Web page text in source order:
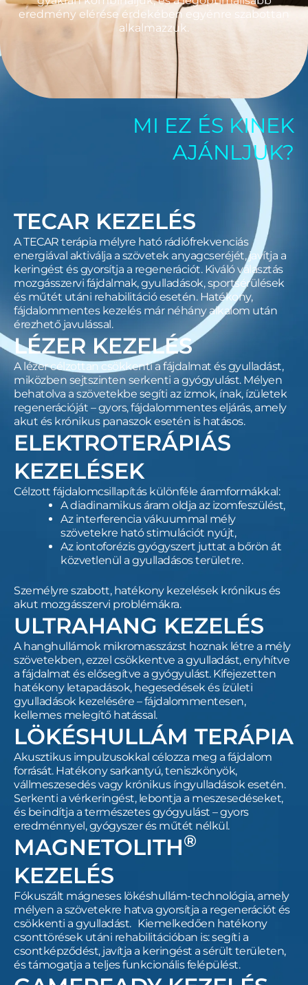
eredmény elérése érdekében egyénre szabottan
alkalmazzuk.
MI EZ ÉS KINEK
AJÁNLJUK?
TECAR KEZELÉS
A TECAR terápia mélyre ható rádiófrekvenciás
energiával aktiválja a szövetek anyagcseréjét, javítja a
keringést és gyorsítja a regenerációt. Kiváló választás
mozgásszervi fájdalmak, gyulladások, sportsérülések
és műtét utáni rehabilitáció esetén. Hatékony,
fájdalommentes kezelés már néhány alkalom után
érezhető javulással.
LÉZER KEZELÉS
A lézer célzottan csökkenti a fájdalmat és gyulladást,
miközben sejtszinten serkenti a gyógyulást. Mélyen
behatolva a szövetekbe segíti az izmok, ínak, ízületek
regenerációját – gyors, fájdalommentes eljárás, amely
akut és krónikus panaszok esetén is hatásos.
ELEKTROTERÁPIÁS
KEZELÉSEK
Célzott fájdalomcsillapítás különféle áramformákkal:
A diadinamikus áram oldja az izomfeszülést,
Az interferencia vákuummal mély
szövetekre ható stimulációt nyújt,
Az iontoforézis gyógyszert juttat a bőrön át
közvetlenül a gyulladásos területre.
Személyre szabott, hatékony kezelések krónikus és
akut mozgásszervi problémákra.
ULTRAHANG KEZELÉS
A hanghullámok mikromasszázst hoznak létre a mély
szövetekben, ezzel csökkentve a gyulladást, enyhítve
a fájdalmat és elősegítve a gyógyulást. Kifejezetten
hatékony letapadások, hegesedések és ízületi
gyulladások kezelésére – fájdalommentesen,
kellemes melegítő hatással.
LÖKÉSHULLÁM TERÁPIA
Akusztikus impulzusokkal célozza meg a fájdalom
forrását. Hatékony sarkantyú, teniszkönyök,
vállmeszesedés vagy krónikus íngyulladások esetén.
Serkenti a vérkeringést, lebontja a meszesedéseket,
és beindítja a természetes gyógyulást – gyors
eredménnyel, gyógyszer és műtét nélkül.
MAGNETOLITH®
KEZELÉS
Fókuszált mágneses lökéshullám-technológia, amely
mélyen a szövetekre hatva gyorsítja a regenerációt és
csökkenti a gyulladást. Kiemelkedően hatékony
csonttörések utáni rehabilitációban is: segíti a
csontképződést, javítja a keringést a sérült területen,
és támogatja a teljes funkcionális felépülést.